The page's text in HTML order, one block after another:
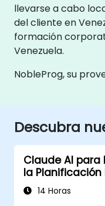
llevarse a cabo
del cliente en
formación
Venezuela.
NobleProg, su
Descubra
Claude AI para
la
14 Horas